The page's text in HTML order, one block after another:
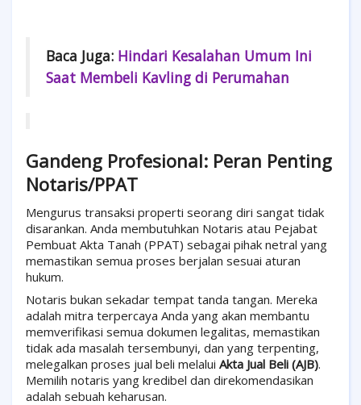
Baca Juga: Hindari Kesalahan Umum Ini
Saat Membeli Kavling di Perumahan
Gandeng Profesional: Peran Penting
Notaris/PPAT
Mengurus transaksi properti seorang diri sangat tidak
disarankan. Anda membutuhkan Notaris atau Pejabat
Pembuat Akta Tanah (PPAT) sebagai pihak netral yang
memastikan semua proses berjalan sesuai aturan
hukum.
Notaris bukan sekadar tempat tanda tangan. Mereka
adalah mitra terpercaya Anda yang akan membantu
memverifikasi semua dokumen legalitas, memastikan
tidak ada masalah tersembunyi, dan yang terpenting,
melegalkan proses jual beli melalui Akta Jual Beli (AJB).
Memilih notaris yang kredibel dan direkomendasikan
adalah sebuah keharusan.